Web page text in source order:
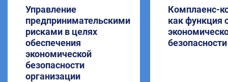
Управление
предпринимательскими
рисками в целях
обеспечения
экономической
безопасности
организации
Комплаенс-
как функция
безопасности